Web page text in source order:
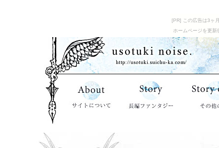
[PR] この広告は3ヶ
ホームページを更